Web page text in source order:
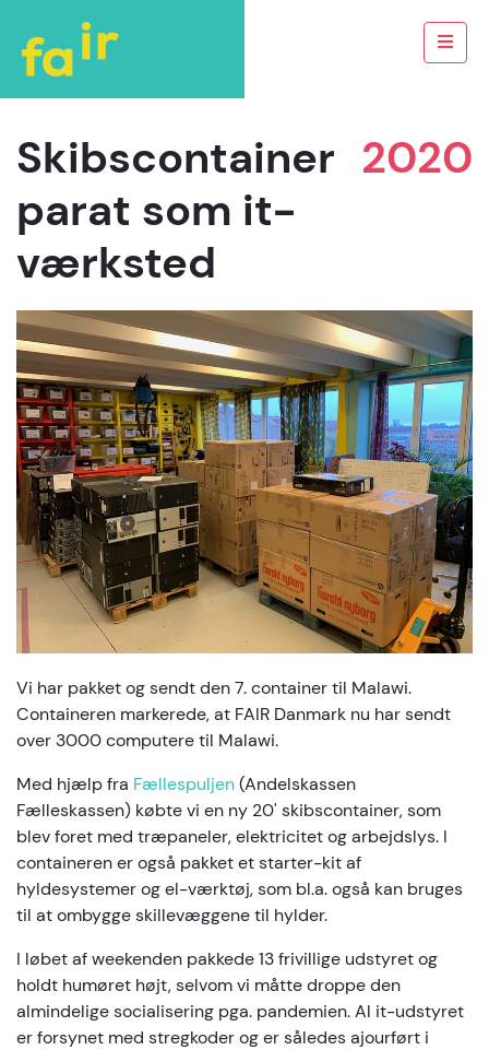
2020
Skibscontainer
parat som it-
værksted
Vi har pakket og sendt den 7. container til Malawi.
Containeren markerede, at FAIR Danmark nu har sendt
over 3000 computere til Malawi.
Med hjælp fra Fællespuljen(Andelskassen
Fælleskassen) købte vi en ny 20' skibscontainer, som
blev foret med træpaneler, elektricitet og arbejdslys. I
containeren er også pakket et starter-kit af
hyldesystemer og el-værktøj, som bl.a. også kan bruges
til at ombygge skillevæggene til hylder.
I løbet af weekenden pakkede 13 frivillige udstyret og
holdt humøret højt, selvom vi måtte droppe den
almindelige socialisering pga. pandemien. Al it-udstyret
er forsynet med stregkoder og er således ajourført i